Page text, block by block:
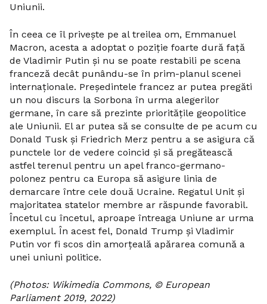
Uniunii.
În ceea ce îl privește pe al treilea om, Emmanuel
Macron, acesta a adoptat o poziție foarte dură față
de Vladimir Putin și nu se poate restabili pe scena
franceză decât punându-se în prim-planul scenei
internaționale. Președintele francez ar putea pregăti
un nou discurs la Sorbona în urma alegerilor
germane, în care să prezinte prioritățile geopolitice
ale Uniunii. El ar putea să se consulte de pe acum cu
Donald Tusk și Friedrich Merz pentru a se asigura că
punctele lor de vedere coincid și să pregătească
astfel terenul pentru un apel franco-germano-
polonez pentru ca Europa să asigure linia de
demarcare între cele două Ucraine. Regatul Unit și
majoritatea statelor membre ar răspunde favorabil.
Încetul cu încetul, aproape întreaga Uniune ar urma
exemplul. În acest fel, Donald Trump și Vladimir
Putin vor fi scos din amorțeală apărarea comună a
unei uniuni politice.
(Photos: Wikimedia Commons, © European
Parliament 2019, 2022)